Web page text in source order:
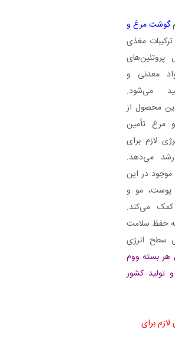
گوشت مرغ و
مغذی
معدنی و
می‌شود.
محصول از
مرغ تأمین
لازم برای
رشد می‌دهد.
موجود در این
پوست، مو و
کمک می‌کند.
حفظ سلامت
سطح انرژی
هر بسته ووم
100 گرم و تولید کشور
برای